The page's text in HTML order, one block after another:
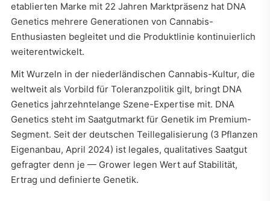
etablierten Marke mit 22 Jahren Marktpräsenz hat DNA
Genetics mehrere Generationen von Cannabis-
Enthusiasten begleitet und die Produktlinie kontinuierlich
weiterentwickelt.
Mit Wurzeln in der niederländischen Cannabis-Kultur, die
weltweit als Vorbild für Toleranzpolitik gilt, bringt DNA
Genetics jahrzehntelange Szene-Expertise mit. DNA
Genetics steht im Saatgutmarkt für Genetik im Premium-
Segment. Seit der deutschen Teillegalisierung (3 Pflanzen
Eigenanbau, April 2024) ist legales, qualitatives Saatgut
gefragter denn je — Grower legen Wert auf Stabilität,
Ertrag und definierte Genetik.